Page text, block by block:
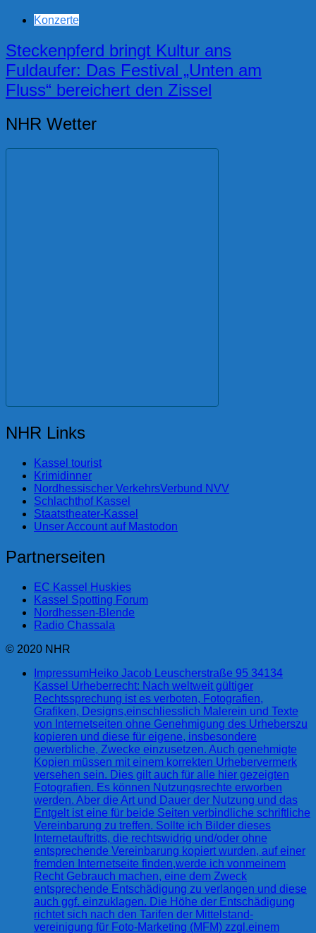
Konzerte
Steckenpferd bringt Kultur ans
Fuldaufer: Das Festival „Unten am
Fluss“ bereichert den Zissel
NHR Wetter
NHR Links
Kassel tourist
Krimidinner
Nordhessischer VerkehrsVerbund NVV
Schlachthof Kassel
Staatstheater-Kassel
Unser Account auf Mastodon
Partnerseiten
EC Kassel Huskies
Kassel Spotting Forum
Nordhessen-Blende
Radio Chassala
© 2020 NHR
ImpressumHeiko Jacob Leuscherstraße 95 34134
Kassel Urheberrecht: Nach weltweit gültiger
Rechtssprechung ist es verboten, Fotografien,
Grafiken, Designs,einschliesslich Malerein und Texte
von Internetseiten ohne Genehmigung des Urheberszu
kopieren und diese für eigene, insbesondere
gewerbliche, Zwecke einzusetzen. Auch genehmigte
Kopien müssen mit einem korrekten Urhebervermerk
versehen sein. Dies gilt auch für alle hier gezeigten
Fotografien. Es können Nutzungsrechte erworben
werden. Aber die Art und Dauer der Nutzung und das
Entgelt ist eine für beide Seiten verbindliche schriftliche
Vereinbarung zu treffen. Sollte ich Bilder dieses
Internetauftritts, die rechtswidrig und/oder ohne
entsprechende Vereinbarung kopiert wurden, auf einer
fremden Internetseite finden,werde ich vonmeinem
Recht Gebrauch machen, eine dem Zweck
entsprechende Entschädigung zu verlangen und diese
auch ggf. einzuklagen. Die Höhe der Entschädigung
richtet sich nach den Tarifen der Mittelstand-
vereinigung für Foto-Marketing (MFM) zzgl.einem